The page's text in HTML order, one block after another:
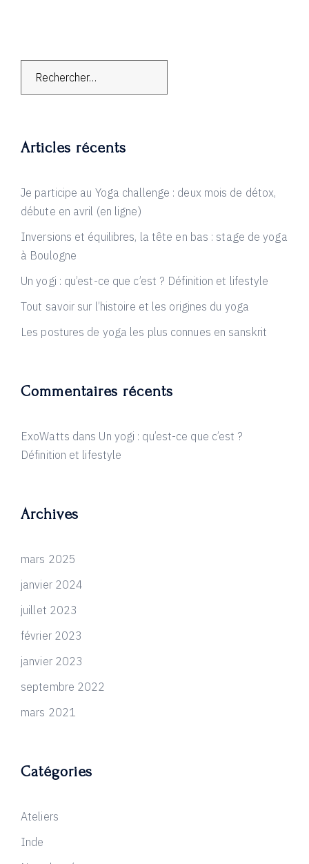
Rechercher :
Articles récents
Je participe au Yoga challenge : deux mois de détox,
débute en avril (en ligne)
Inversions et équilibres, la tête en bas : stage de yoga
à Boulogne
Un yogi : qu’est-ce que c’est ? Définition et lifestyle
Tout savoir sur l’histoire et les origines du yoga
Les postures de yoga les plus connues en sanskrit
Commentaires récents
ExoWatts dans Un yogi : qu’est-ce que c’est ?
Définition et lifestyle
Archives
mars 2025
janvier 2024
juillet 2023
février 2023
janvier 2023
septembre 2022
mars 2021
Catégories
Ateliers
Inde